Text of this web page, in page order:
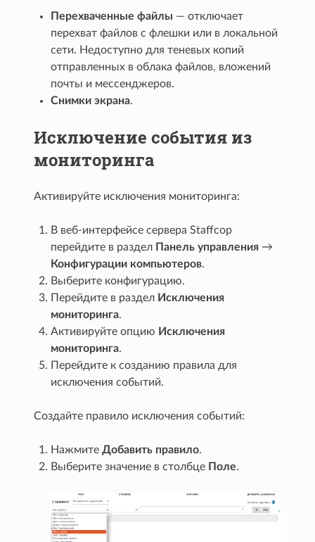
Перехваченные файлы — отключает
перехват файлов с флешки или в локальной
сети. Недоступно для теневых копий
отправленных в облака файлов, вложений
почты и мессенджеров.
Снимки экрана.
Исключение события из
мониторинга
Активируйте исключения мониторинга:
В веб-интерфейсе сервера Staffcop
перейдите в раздел Панель управления →
Конфигурации компьютеров.
Выберите конфигурацию.
Перейдите в раздел Исключения
мониторинга.
Активируйте опцию Исключения
мониторинга.
Перейдите к созданию правила для
исключения событий.
Создайте правило исключения событий:
НажмитеДобавить правило.
Выберите значение в столбце Поле.